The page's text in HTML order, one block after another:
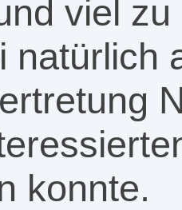
viel
natürlich
konnte.